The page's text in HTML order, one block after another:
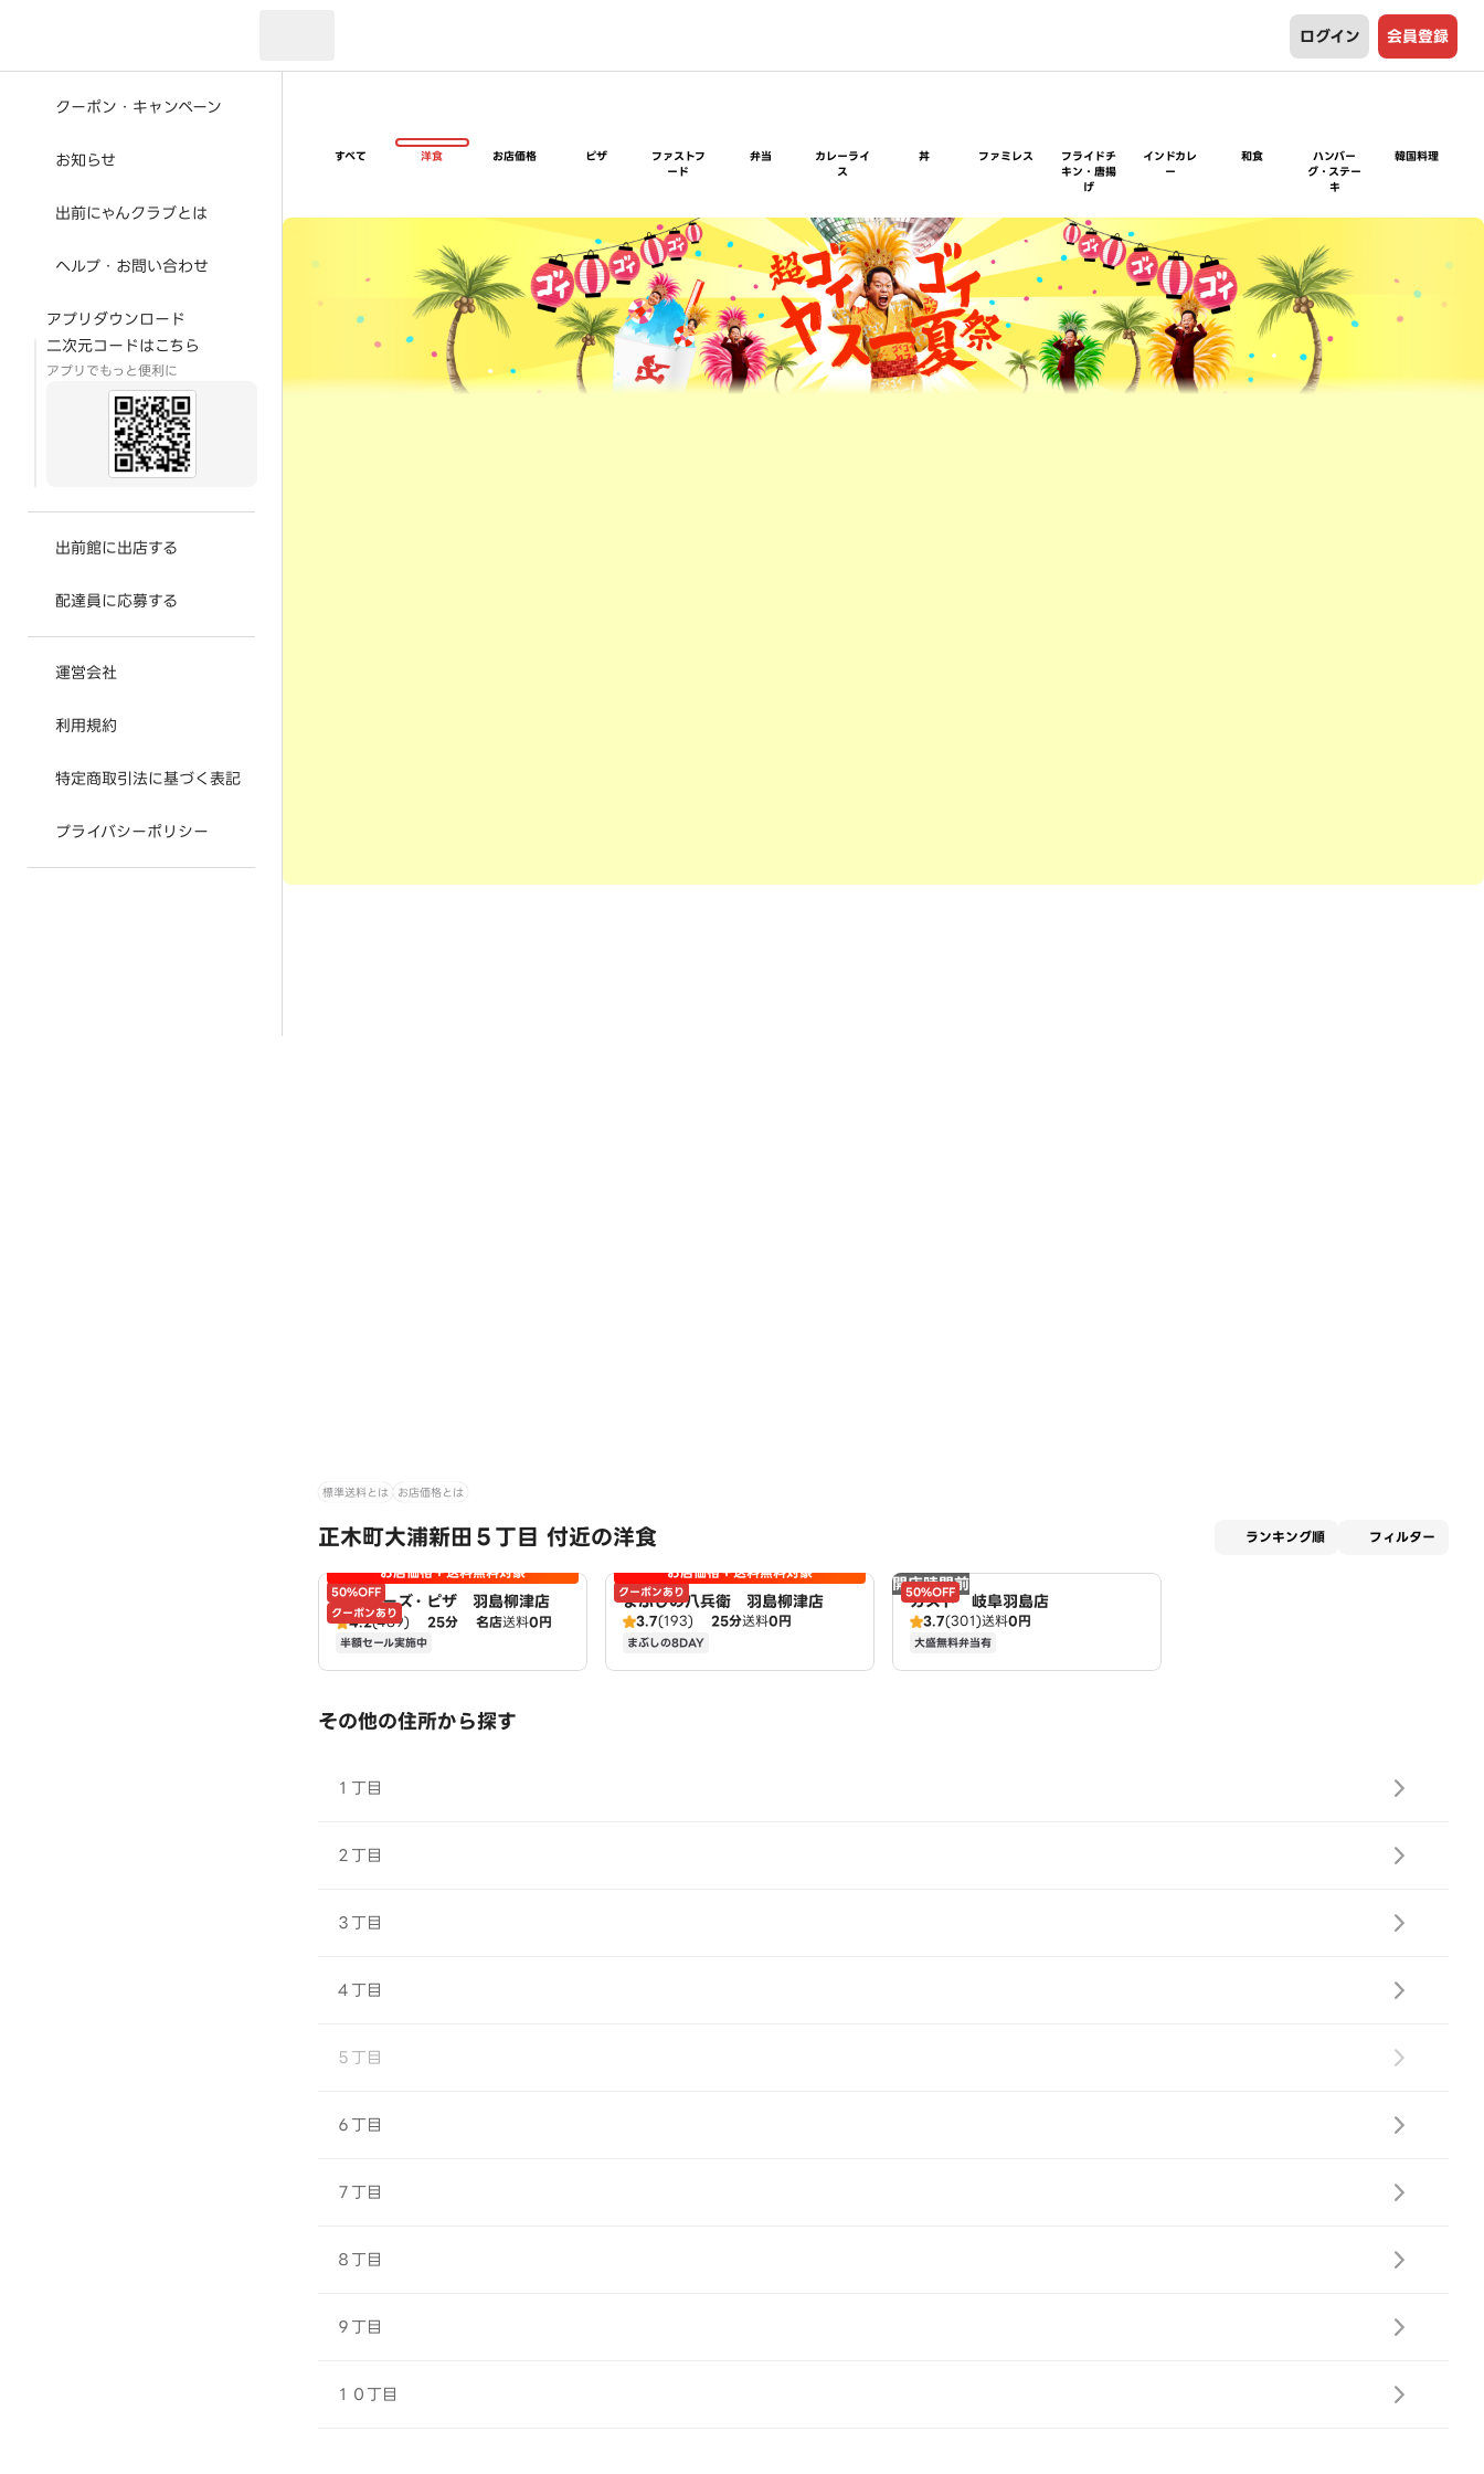
ログイン 会員登録
クーポン・キャンペーン
お知らせ
出前にゃんクラブとは
ヘルプ・お問い合わせ
アプリダウンロード
二次元コードはこちら
アプリでもっと便利に
出前館に出店する
配達員に応募する
運営会社
利用規約
特定商取引法に基づく表記
プライバシーポリシー
すべて 洋食 お店価格 ピザ
ファストフ
ード
弁当
カレーライ
ス
丼 ファミレス
フライドチ
キン・唐揚
げ
インドカレ
ー
和食
ハンバー
グ・ステー
キ
韓国料理
超ゴイゴイヤスー夏祭
標準送料とは お店価格とは
正木町大浦新田５丁目 付近の洋食 ランキング順 フィルター
50%OFF
クーポンあり
お店価格＋送料無料対象
アオキーズ・ピザ 羽島柳津店
4.2(489) 25分 名店送料0円
半額セール実施中
クーポンあり
お店価格＋送料無料対象
まぶしの八兵衛 羽島柳津店
3.7(193) 25分送料0円
まぶしの8DAY
開店時間前
50%OFF
ガスト 岐阜羽島店
3.7(301)送料0円
大盛無料弁当有
その他の住所から探す
１丁目
２丁目
３丁目
４丁目
５丁目
６丁目
７丁目
８丁目
９丁目
１０丁目